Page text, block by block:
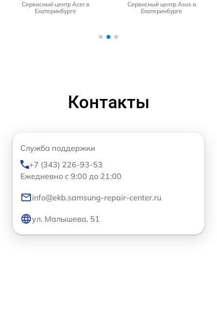
Сервисный центр Acer в
Екатеринбурге
Сервисный центр Asus в
Екатеринбурге
Контакты
Служба поддержки
+7 (343) 226-93-53
Ежедневно с 9:00 до 21:00
info@ekb.samsung-repair-center.ru
ул. Малышева, 51